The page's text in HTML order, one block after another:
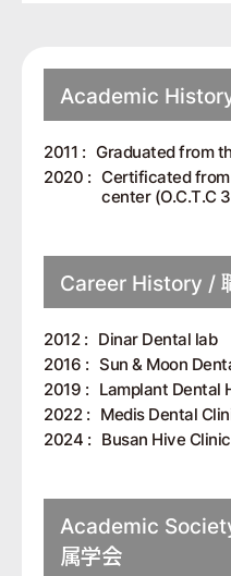
Academic
2011 : Graduated from
2020 : Certificated
center (O.C.T.C
Career History /
2012 :
Dinar Dental lab
2016 : Sun & Moon
2019 :
Lamplant Dental
2022 :
Medis Dental
2024 :
Busan Hive
Academic
属学会